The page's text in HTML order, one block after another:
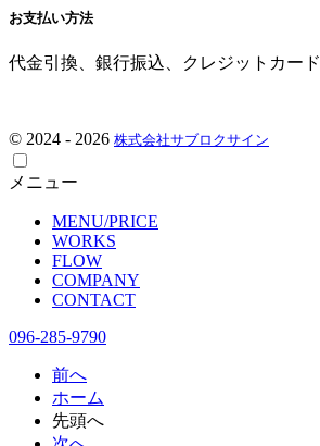
お支払い方法
代金引換、銀行振込、クレジットカード
© 2024 - 2026 株式会社サブロクサイン
メニュー
MENU/PRICE
WORKS
FLOW
COMPANY
CONTACT
096-285-9790
前へ
ホーム
先頭へ